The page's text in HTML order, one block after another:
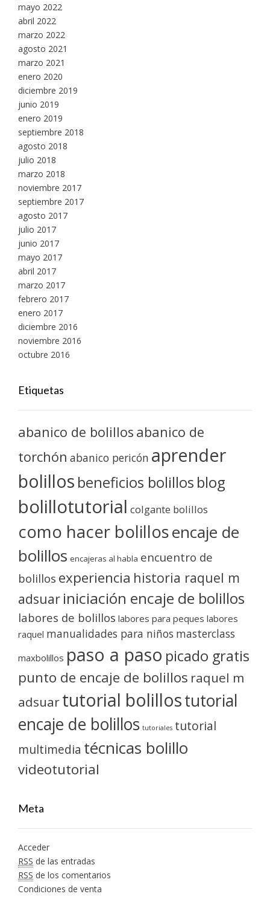
mayo 2022
abril 2022
marzo 2022
agosto 2021
marzo 2021
enero 2020
diciembre 2019
junio 2019
enero 2019
septiembre 2018
agosto 2018
julio 2018
marzo 2018
noviembre 2017
septiembre 2017
agosto 2017
julio 2017
junio 2017
mayo 2017
abril 2017
marzo 2017
febrero 2017
enero 2017
diciembre 2016
noviembre 2016
octubre 2016
Etiquetas
abanico de bolillos abanico de
torchón abanico pericón aprender
bolillos beneficios bolillos blog
bolillotutorial colgante bolillos
como hacer bolillosencaje de
bolillos encajeras al habla encuentro de
bolillos experiencia historia raquel m
adsuar iniciación encaje de bolillos
labores de bolillos labores para peques labores
raquel manualidades para niños masterclass
maxbolillos paso a paso picado gratis
punto de encaje de bolillos raquel m
adsuartutorial bolillostutorial
encaje de bolillos tutoriales tutorial
multimedia técnicas bolillo
videotutorial
Meta
Acceder
RSS de las entradas
RSS de los comentarios
Condiciones de venta